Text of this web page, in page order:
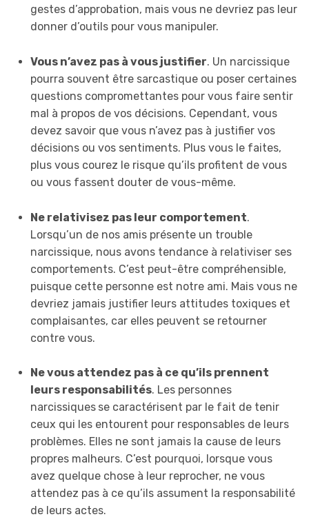
gestes d’approbation, mais vous ne devriez pas leur
donner d’outils pour vous manipuler.
Vous n’avez pas à vous justifier. Un narcissique
pourra souvent être sarcastique ou poser certaines
questions compromettantes pour vous faire sentir
mal à propos de vos décisions. Cependant, vous
devez savoir que vous n’avez pas à justifier vos
décisions ou vos sentiments. Plus vous le faites,
plus vous courez le risque qu’ils profitent de vous
ou vous fassent douter de vous-même.
Ne relativisez pas leur comportement.
Lorsqu’un de nos amis présente un trouble
narcissique, nous avons tendance à relativiser ses
comportements. C’est peut-être compréhensible,
puisque cette personne est notre ami. Mais vous ne
devriez jamais justifier leurs attitudes toxiques et
complaisantes, car elles peuvent se retourner
contre vous.
Ne vous attendez pas à ce qu’ils prennent
leurs responsabilités. Les personnes
narcissiques se caractérisent par le fait de tenir
ceux qui les entourent pour responsables de leurs
problèmes. Elles ne sont jamais la cause de leurs
propres malheurs. C’est pourquoi, lorsque vous
avez quelque chose à leur reprocher, ne vous
attendez pas à ce qu’ils assument la responsabilité
de leurs actes.